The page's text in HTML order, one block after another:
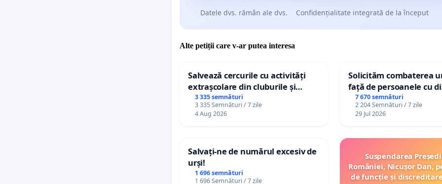
Datele dvs. rămân ale dvs. Confidențialitate integrată de la început
Alte petiții care v-ar putea interesa
Salvează cercurile cu activități
extrașcolare din cluburile și
palatele copiilor
3 335 semnături
3 335 Semnături / 7 zile
4 Aug 2026
Solicităm combaterea
față de persoanele cu
7 670 semnături
2 204 Semnături / 7 zile
29 Jul 2026
Salvați-ne de numărul excesiv de
urși!
1 696 semnături
1 696 Semnături / 7 zile
Suspendarea
României, Nicușor Dan,
de funcție și